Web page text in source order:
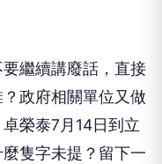
繼續講廢話，直接
政府相關單位又做
榮泰7月14日到立
隻字未提？留下一